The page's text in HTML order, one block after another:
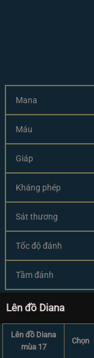
Mana
Máu
Giáp
Kháng phép
Sát thương
Tốc độ đánh
Tầm đánh
Lên đồ Diana
Lên đồ Diana
mùa 17
Chọn